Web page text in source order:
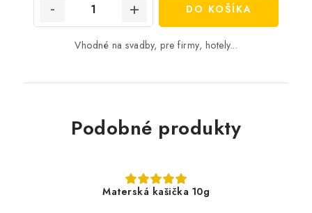
DO KOŠÍKA
Vhodné na svadby, pre firmy, hotely...
Podobné produkty
Materská kašička 10g